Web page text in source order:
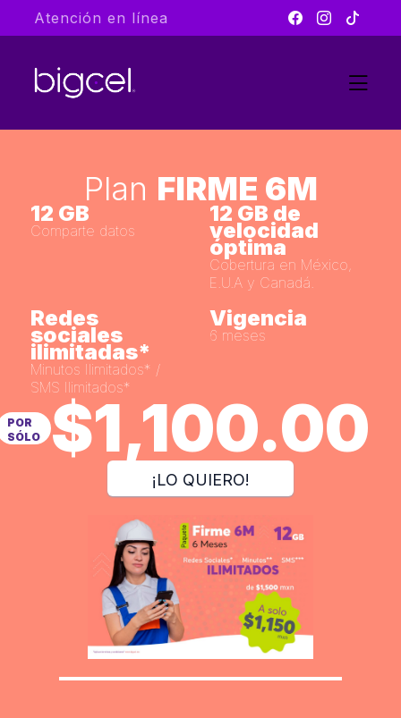
Atención en línea
Plan FIRME 6M
12 GB
Comparte datos
12 GB de
velocidad
óptima
Cobertura en México,
E.U.A y Canadá.
Redes
sociales
ilimitadas*
Minutos Ilimitados* /
SMS Ilimitados*
Vigencia
6 meses
POR
SÓLO
$1,100.00
¡LO QUIERO!